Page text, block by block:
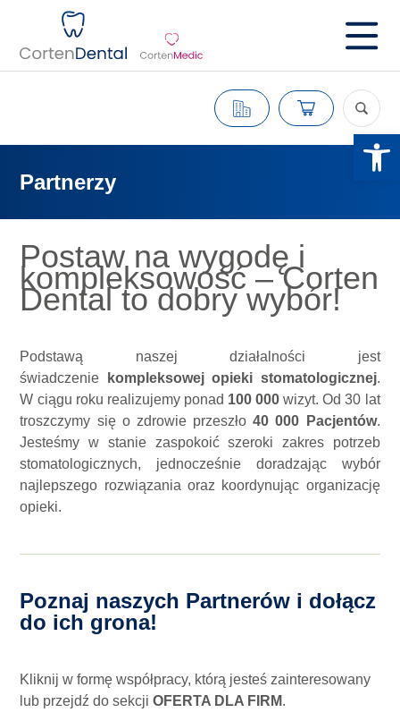
Partnerzy
Postaw na wygodę i
kompleksowość – Corten
Dental to dobry wybór!
Podstawą naszej działalności jest
świadczenie
kompleksowej opieki stomatologicznej.
W ciągu roku realizujemy ponad 100 000wizyt. Od 30 lat
troszczymy się o zdrowie przeszło40 000 Pacjentów.
Jesteśmy w stanie zaspokoić szeroki zakres potrzeb
stomatologicznych, jednocześnie doradzając wybór
najlepszego rozwiązania oraz koordynując organizację
opieki.
Poznaj naszych Partnerów i dołącz
do ich grona!
Kliknij w formę współpracy, którą jesteś zainteresowany
lub przejdź do sekcjiOFERTA DLA FIRM.